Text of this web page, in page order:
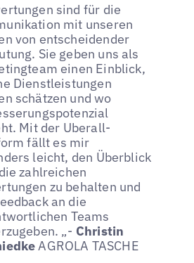
sind für die
mit unseren
von entscheidender
Sie geben uns als
einen Einblick,
Dienstleistungen
schätzen und wo
Mit der Uberall-
fällt es mir
leicht, den Überblick
zahlreichen
zu behalten und
an die
Teams
„- Christin
AGROLA TASCHE